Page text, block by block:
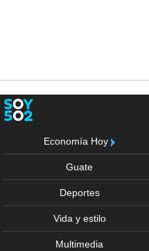
Economía Hoy
Guate
Deportes
Vida y estilo
Multimedia